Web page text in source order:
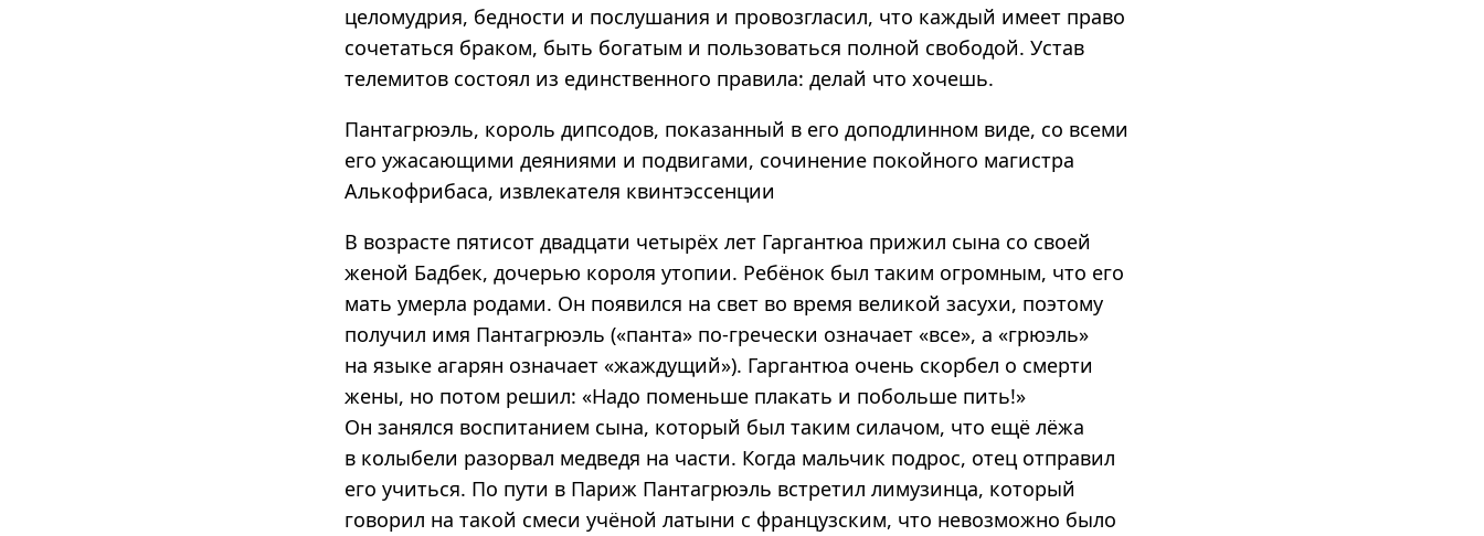
целомудрия, бедности и послушания и провозгласил, что каждый имеет право
сочетаться браком, быть богатым и пользоваться полной свободой. Устав
телемитов состоял из единственного правила: делай что хочешь.
Пантагрюэль, король дипсодов, показанный в его доподлинном виде, со всеми
его ужасающими деяниями и подвигами, сочинение покойного магистра
Алькофрибаса, извлекателя квинтэссенции
В возрасте пятисот двадцати четырёх лет Гаргантюа прижил сына со своей
женой Бадбек, дочерью короля утопии. Ребёнок был таким огромным, что его
мать умерла родами. Он появился на свет во время великой засухи, поэтому
получил имя Пантагрюэль («панта» по-гречески означает «все», а «грюэль»
на языке агарян означает «жаждущий»). Гаргантюа очень скорбел о смерти
жены, но потом решил: «Надо поменьше плакать и побольше пить!»
Он занялся воспитанием сына, который был таким силачом, что ещё лёжа
в колыбели разорвал медведя на части. Когда мальчик подрос, отец отправил
его учиться. По пути в Париж Пантагрюэль встретил лимузинца, который
говорил на такой смеси учёной латыни с французским, что невозможно было